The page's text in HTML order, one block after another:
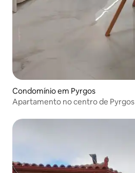
Condomínio em Pyrgos
Apartamento no centro de Pyrgos